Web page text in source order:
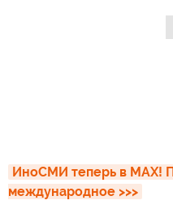
ИноСМИ теперь в MAX!
международное >>>